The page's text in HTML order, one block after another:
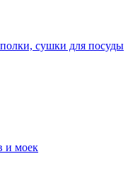
сушки для посуды
и моек